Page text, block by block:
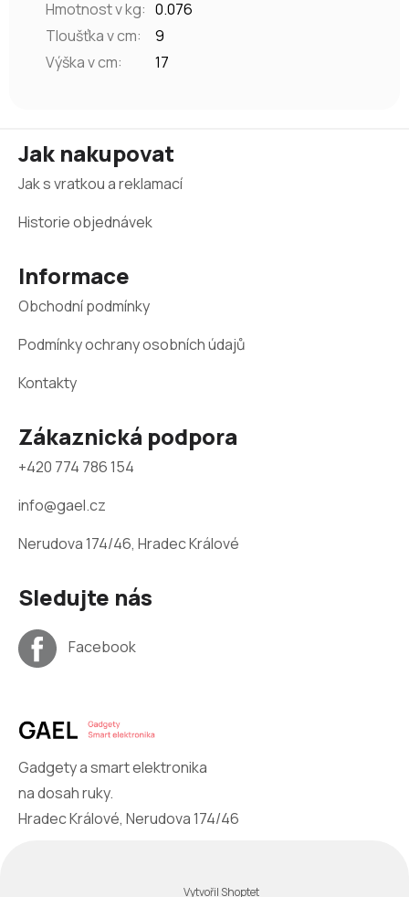
Hmotnost v kg: 0.076
Tloušťka v cm:
9
Výška v cm: 17
Jak nakupovat
Jak s vratkou a reklamací
Historie objednávek
Informace
Obchodní podmínky
Podmínky ochrany osobních údajů
Kontakty
Zákaznická podpora
+420 774 786 154
info@gael.cz
Nerudova 174/46, Hradec Králové
Sledujte nás
Facebook
Gadgety a smart elektronika
na dosah ruky.
Hradec Králové, Nerudova 174/46
Vytvořil Shoptet